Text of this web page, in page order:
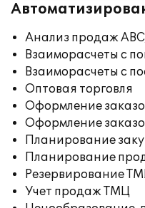
Анализ продаж
Взаиморасчеты с
Взаиморасчеты с
Оптовая торговля
Оформление
Оформление
Планирование
Планирование
Резервирование
Учет продаж ТМЦ